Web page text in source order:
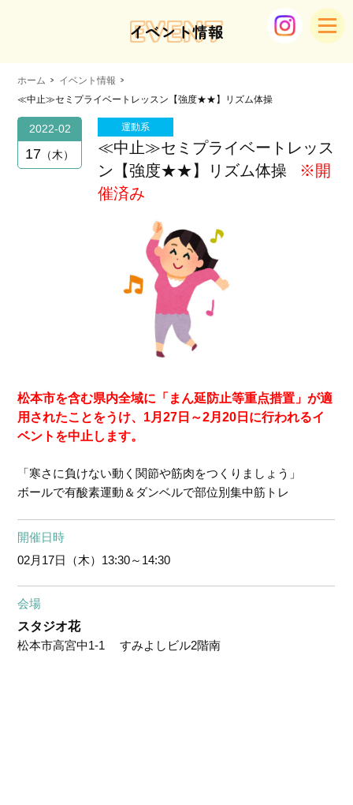
EVENT
イベント情報
ホーム
イベント情報
≪中止≫セミプライベートレッスン【強度★★】リズム体操
2022-02
17 木
運動系
≪中止≫セミプライベートレッス
ン【強度★★】リズム体操
※開
催済み
松本市を含む県内全域に「まん延防止等重点措置」が適
用されたことをうけ、1月27日～2月20日に行われるイ
ベントを中止します。
「寒さに負けない動く関節や筋肉をつくりましょう」
ボールで有酸素運動＆ダンベルで部位別集中筋トレ
開催日時
02月17日（木） 13:30～14:30
会場
スタジオ花
松本市高宮中1-1 すみよしビル2階南